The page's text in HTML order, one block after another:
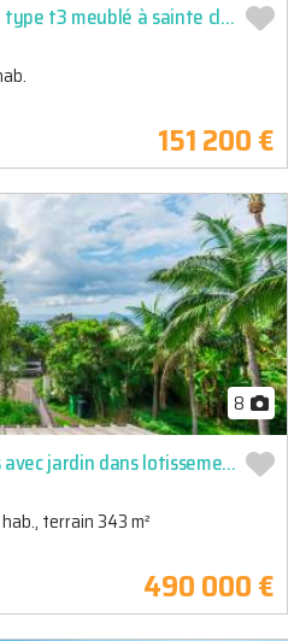
A vendre appartement de type t3 meublé à sainte clotilde
151 200 €
8
Maison duplex de 5 pièces avec jardin dans lotissement prisé
terrain 343 m²
490 000 €